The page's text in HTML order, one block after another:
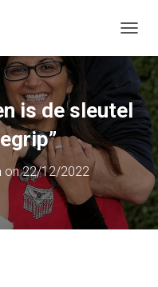
O
L
E
N
A
V
G
A
T
is de sleutel
on22/12/2022